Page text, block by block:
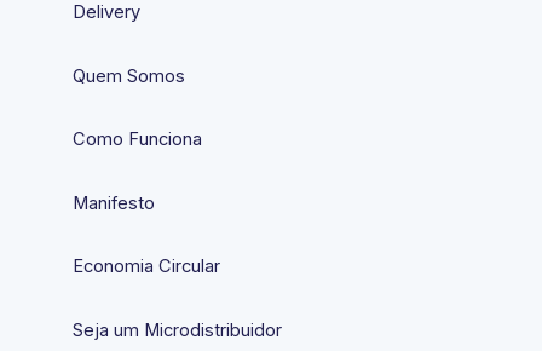
Delivery
Quem Somos
Como Funciona
Manifesto
Economia Circular
Seja um Microdistribuidor